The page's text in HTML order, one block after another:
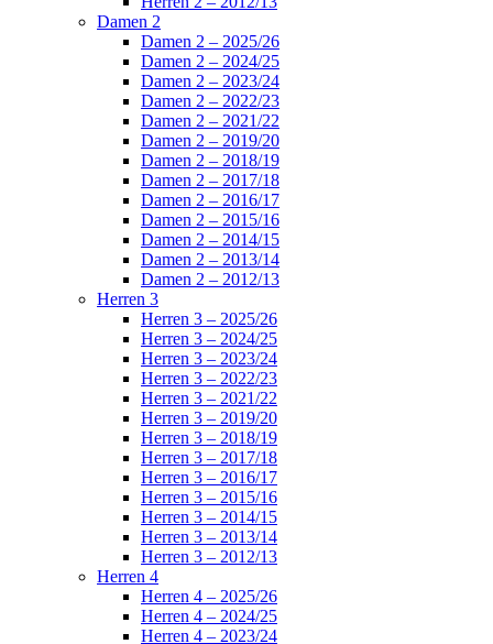
Damen 2
Damen 2 – 2025/26
Damen 2 – 2024/25
Damen 2 – 2023/24
Damen 2 – 2022/23
Damen 2 – 2021/22
Damen 2 – 2019/20
Damen 2 – 2018/19
Damen 2 – 2017/18
Damen 2 – 2016/17
Damen 2 – 2015/16
Damen 2 – 2014/15
Damen 2 – 2013/14
Damen 2 – 2012/13
Herren 3
Herren 3 – 2025/26
Herren 3 – 2024/25
Herren 3 – 2023/24
Herren 3 – 2022/23
Herren 3 – 2021/22
Herren 3 – 2019/20
Herren 3 – 2018/19
Herren 3 – 2017/18
Herren 3 – 2016/17
Herren 3 – 2015/16
Herren 3 – 2014/15
Herren 3 – 2013/14
Herren 3 – 2012/13
Herren 4
Herren 4 – 2025/26
Herren 4 – 2024/25
Herren 4 – 2023/24